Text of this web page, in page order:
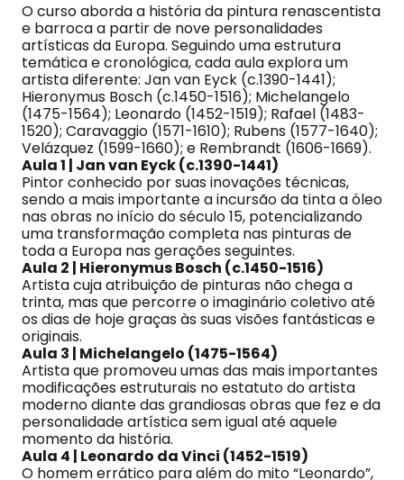
O curso aborda a história da pintura renascentista
e barroca a partir de nove personalidades
artísticas da Europa. Seguindo uma estrutura
temática e cronológica, cada aula explora um
artista diferente: Jan van Eyck (c.1390-1441);
Hieronymus Bosch (c.1450-1516); Michelangelo
(1475-1564); Leonardo (1452-1519); Rafael (1483-
1520); Caravaggio (1571-1610); Rubens (1577-1640);
Velázquez (1599-1660); e Rembrandt (1606-1669).
Aula 1 | Jan van Eyck (c.1390-1441)
Pintor conhecido por suas inovações técnicas,
sendo a mais importante a incursão da tinta a óleo
nas obras no início do século 15, potencializando
uma transformação completa nas pinturas de
toda a Europa nas gerações seguintes.
Aula 2 | Hieronymus Bosch (c.1450-1516)
Artista cuja atribuição de pinturas não chega a
trinta, mas que percorre o imaginário coletivo até
os dias de hoje graças às suas visões fantásticas e
originais.
Aula 3 | Michelangelo (1475-1564)
Artista que promoveu umas das mais importantes
modificações estruturais no estatuto do artista
moderno diante das grandiosas obras que fez e da
personalidade artística sem igual até aquele
momento da história.
Aula 4 | Leonardo da Vinci (1452-1519)
O homem errático para além do mito “Leonardo”,